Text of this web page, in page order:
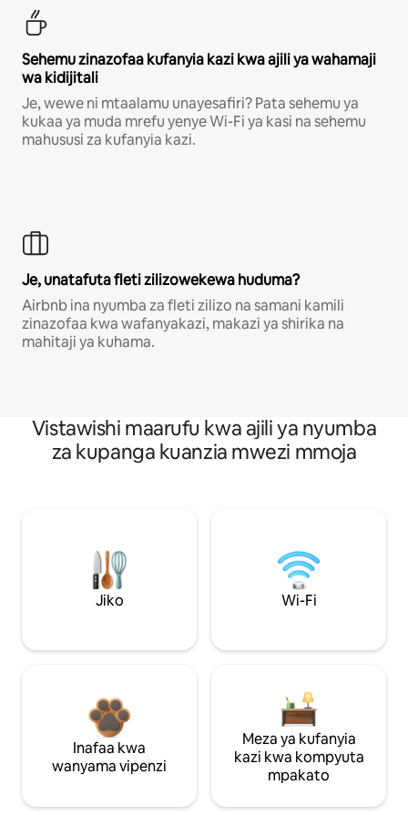
Sehemu zinazofaa kufanyia kazi kwa ajili ya wahamaji
wa kidijitali
Je, wewe ni mtaalamu unayesafiri? Pata sehemu ya
kukaa ya muda mrefu yenye Wi-Fi ya kasi na sehemu
mahususi za kufanyia kazi.
Je, unatafuta fleti zilizowekewa huduma?
Airbnb ina nyumba za fleti zilizo na samani kamili
zinazofaa kwa wafanyakazi, makazi ya shirika na
mahitaji ya kuhama.
Vistawishi maarufu kwa ajili ya nyumba
za kupanga kuanzia mwezi mmoja
Jiko Wi-Fi
Inafaa kwa
wanyama vipenzi
Meza ya kufanyia
kazi kwa kompyuta
mpakato